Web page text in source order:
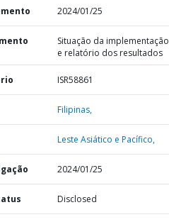
2024/01/25
Situação da implementação
e relatório dos resultados
ISR58861
Filipinas,
Leste Asiático e Pacífico,
2024/01/25
Disclosed